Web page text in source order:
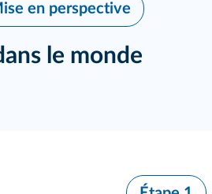
en perspective
le monde